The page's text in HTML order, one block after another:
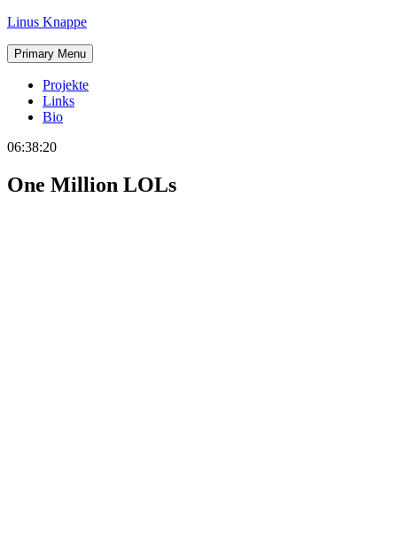
Skip
content
Linus Knappe
Primary Menu
Projekte
Links
Bio
06:38:21
One Million LOLs